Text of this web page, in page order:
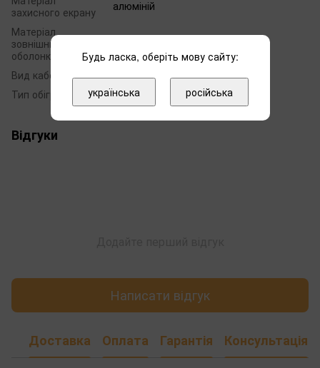
захисного екрану
алюміній
Матеріал
зовнішньої
оболонки
Вид кабеля
двожильний
Тип обігріву
конвекційний
Відгуки
Написати відгук
Доставка Оплата Гарантія Консультація
Будь ласка, оберіть мову сайту:
українська російська